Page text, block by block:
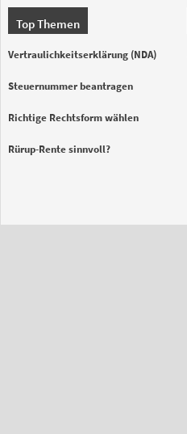
Top Themen
Vertraulichkeitserklärung (NDA)
Steuernummer beantragen
Richtige Rechtsform wählen
Rürup-Rente sinnvoll?